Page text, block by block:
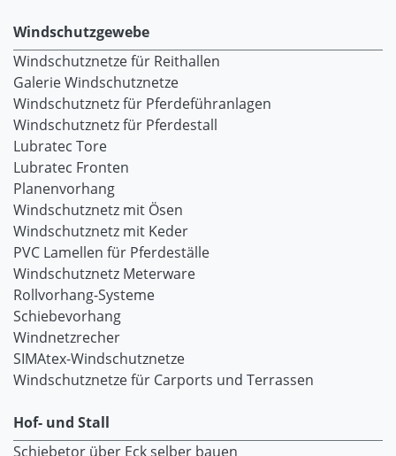
Windschutzgewebe
Windschutznetze für Reithallen
Galerie Windschutznetze
Windschutznetz für Pferdeführanlagen
Windschutznetz für Pferdestall
Lubratec Tore
Lubratec Fronten
Planenvorhang
Windschutznetz mit Ösen
Windschutznetz mit Keder
PVC Lamellen für Pferdeställe
Windschutznetz Meterware
Rollvorhang-Systeme
Schiebevorhang
Windnetzrecher
SIMAtex-Windschutznetze
Windschutznetze für Carports und Terrassen
Hof- und Stall
Schiebetor über Eck selber bauen